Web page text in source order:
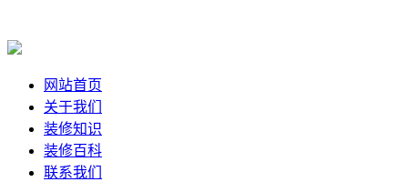
网站首页
关于我们
装修知识
装修百科
联系我们